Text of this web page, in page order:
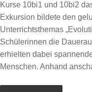
Kurse 10bi1 und 10bi2
Exkursion bildete den
Unterrichtsthemas
Schülerinnen die
erhielten dabei
Menschen. Anhand